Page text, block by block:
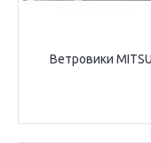
Ветровики